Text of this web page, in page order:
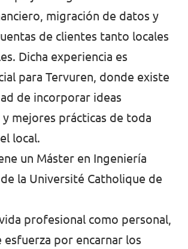
migración de datos y
de clientes tanto locales
Dicha experiencia es
para Tervuren, donde existe
de incorporar ideas
mejores prácticas de toda
local.
un Máster en Ingeniería
la Université Catholique de
profesional como personal,
esfuerza por encarnar los